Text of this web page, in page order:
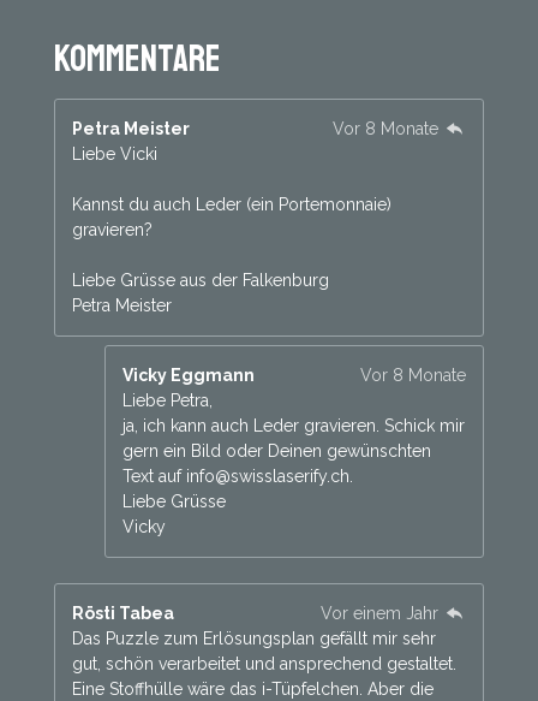
Kommentare
Petra Meister
Vor 8 Monate
Liebe Vicki
Kannst du auch Leder (ein Portemonnaie)
gravieren?
Liebe Grüsse aus der Falkenburg
Petra Meister
Vicky Eggmann
Vor 8 Monate
Liebe Petra,
ja, ich kann auch Leder gravieren. Schick mir
gern ein Bild oder Deinen gewünschten
Text auf info@swisslaserify.ch.
Liebe Grüsse
Vicky
Rösti Tabea
Vor einem Jahr
Das Puzzle zum Erlösungsplan gefällt mir sehr
gut, schön verarbeitet und ansprechend gestaltet.
Eine Stoffhülle wäre das i-Tüpfelchen. Aber die